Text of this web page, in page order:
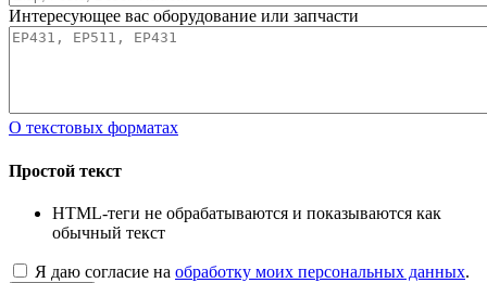
Интересующее вас оборудование или запчасти
О текстовых форматах
Простой текст
HTML-теги не обрабатываются и показываются как
обычный текст
Я даю согласие на обработку моих персональных данных.